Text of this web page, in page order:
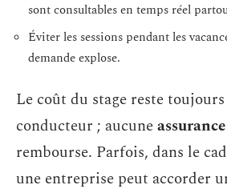
sont consultables en temps réel
Éviter les sessions pendant les
demande explose.
Le coût du stage reste
conducteur ; aucune
rembourse. Parfois, dans le
une entreprise peut accorder